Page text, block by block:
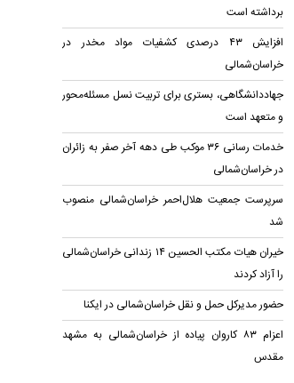
برداشته است
افزایش ۴۳ درصدی کشفیات مواد مخدر در
خراسان‌شمالی
جهاددانشگاهی، بستری برای تربیت نسل مسئله‌محور
و متعهد است
خدمات رسانی ۳۶ موکب طی دهه آخر صفر به زائران
در خراسان‌شمالی
سرپرست جمعیت هلال‌احمر خراسان‌شمالی منصوب
شد
خیران هیات مکتب الحسین ۱۴ زندانی خراسان‌شمالی
را آزاد کردند
حضور مدیرکل حمل و نقل خراسان‌شمالی در ایکنا
اعزام ۸۳ کاروان پیاده از خراسان‌شمالی به مشهد
مقدس